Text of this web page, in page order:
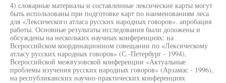
4) словарные материалы и составленные лексические карты могут
быть использованы при подготовке карт по наименованиям леса
для «Лексического атласа русских народных говоров». апробация
работы. Основные результаты исследования были доложены и
обсуждены на нескольких научных конференциях: на
Всероссийском координационном совещании по «Лексическому
атласу русских народных говоров» (С.-Петербург - 1994),
Всероссийской межвузовской конференции «Актуальные
проблемы изучения русских народных говоров» (Арзамас - 1996),
на республиканских научно-практических конференциях